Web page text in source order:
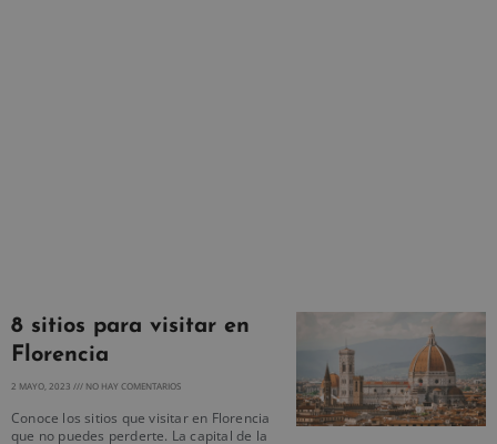
8 sitios para visitar en
Florencia
2 MAYO, 2023 NO HAY COMENTARIOS
Conoce los sitios que visitar en Florencia
que no puedes perderte. La capital de la